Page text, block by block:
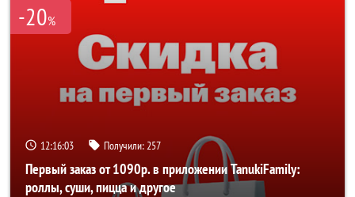
-20%
12:16:02 Получили:257
Первый заказ от 1090р. в приложении TanukiFamily:
роллы, суши, пицца и другое